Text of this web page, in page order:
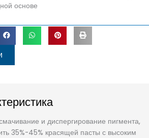
основе
и диспергирование пигмента,
35%-45% красящей пасты с высоким